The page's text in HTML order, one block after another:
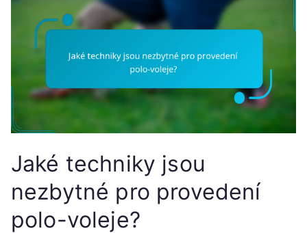
Jaké techniky jsou
nezbytné pro provedení
polo-voleje?